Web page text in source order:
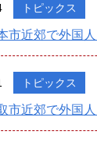
トピックス
市近郊で外国
トピックス
市近郊で外国